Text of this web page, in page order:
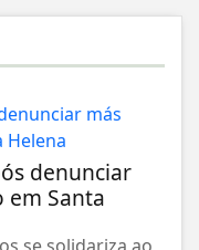
denunciar
em Santa